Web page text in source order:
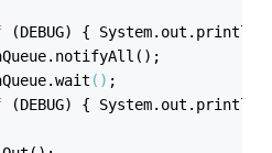
(DEBUG) { System. out.println(
All() ;
() ;
(DEBUG) { System. out.println(